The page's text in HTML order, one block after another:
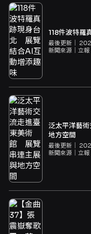
118件波特羅
最後更新｜
新聞來源｜ 立報
泛太平洋藝
地方空間
最後更新｜
新聞來源｜ 立報